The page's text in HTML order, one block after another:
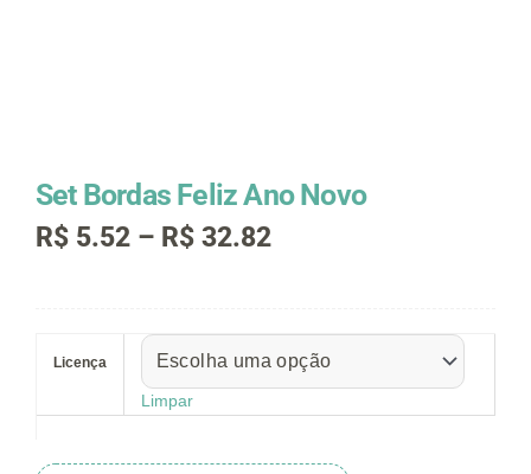
Set Bordas Feliz Ano Novo
R$ 5.52 – R$ 32.82Faixa
através
R$ 32.82
Licença
Limpar
Feliz